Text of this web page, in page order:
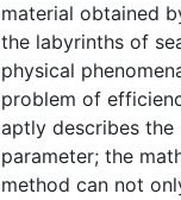
material obtained
the labyrinths of
physical
problem of
aptly describes the
parameter; the
method can not